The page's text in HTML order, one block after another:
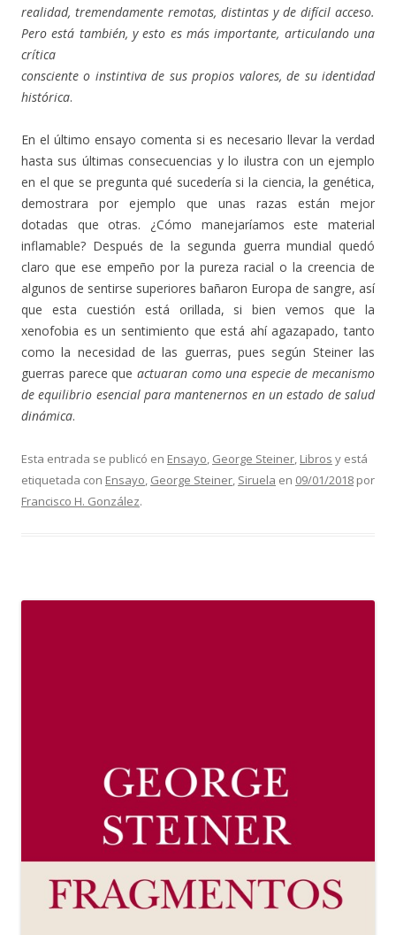
realidad, tremendamente remotas, distintas y de difícil acceso.
Pero está también, y esto es más importante, articulando una
crítica
consciente o instintiva de sus propios valores, de su identidad
histórica.
En el último ensayo comenta si es necesario llevar la verdad
hasta sus últimas consecuencias y lo ilustra con un ejemplo
en el que se pregunta qué sucedería si la ciencia, la genética,
demostrara por ejemplo que unas razas están mejor
dotadas que otras. ¿Cómo manejaríamos este material
inflamable? Después de la segunda guerra mundial quedó
claro que ese empeño por la pureza racial o la creencia de
algunos de sentirse superiores bañaron Europa de sangre, así
que esta cuestión está orillada, si bien vemos que la
xenofobia es un sentimiento que está ahí agazapado, tanto
como la necesidad de las guerras, pues según Steiner las
guerras parece que actuaran como una especie de mecanismo
de equilibrio esencial para mantenernos en un estado de salud
dinámica.
Esta entrada se publicó en Ensayo George Steiner Libros y está
etiquetada con Ensayo George Steiner Siruela en 09/01/2018 por
Francisco H. González.